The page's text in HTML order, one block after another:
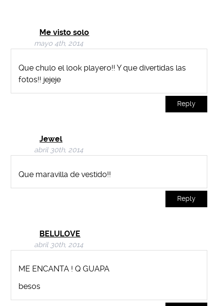
Me visto solo
mayo 4th, 2014
Que chulo el look playero!! Y que divertidas las
fotos!! jejeje
Reply
Jewel
abril 30th, 2014
Que maravilla de vestido!!
Reply
BELULOVE
abril 30th, 2014
ME ENCANTA ! Q GUAPA
besos